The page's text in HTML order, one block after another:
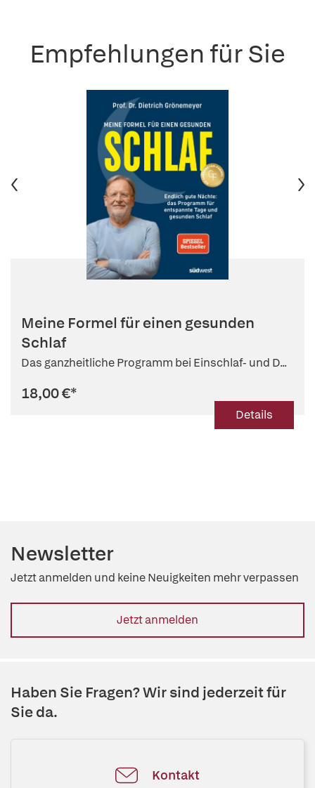
Empfehlungen für Sie
Meine Formel für einen gesunden
Schlaf
Das ganzheitliche Programm bei Einschlaf- und D...
18,00 €*
Details
Newsletter
Jetzt anmelden und keine Neuigkeiten mehr verpassen
Jetzt anmelden
Haben Sie Fragen? Wir sind jederzeit für
Sie da.
Kontakt